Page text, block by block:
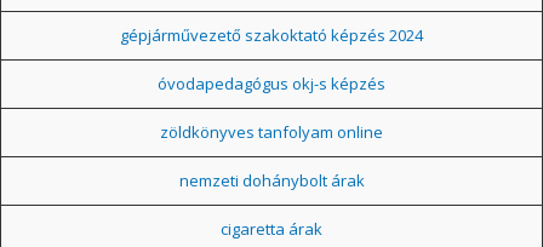
gépjárművezető szakoktató képzés 2024
óvodapedagógus okj-s képzés
zöldkönyves tanfolyam online
nemzeti dohánybolt árak
cigaretta árak